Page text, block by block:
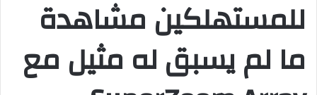
للمستهلكين مشاهدة
ما لم يسبق له مثيل مع